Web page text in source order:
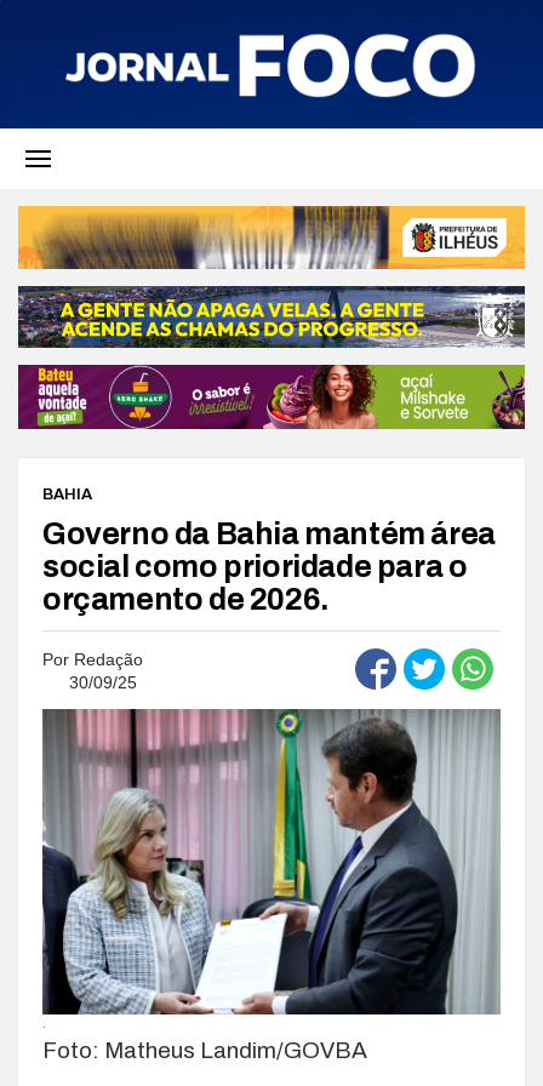
BAHIA
Governo da Bahia mantém área
social como prioridade para o
orçamento de 2026.
Por Redação
30/09/25
Foto: Matheus Landim/GOVBA